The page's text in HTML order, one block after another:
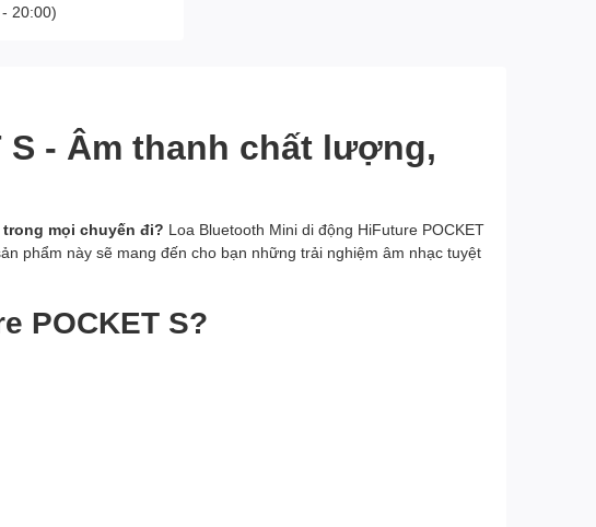
20:00)
- Âm thanh chất lượng,
mọi chuyến đi? Loa Bluetooth Mini di động HiFuture POCKET
phẩm này sẽ mang đến cho bạn những trải nghiệm âm nhạc tuyệt
POCKET S?